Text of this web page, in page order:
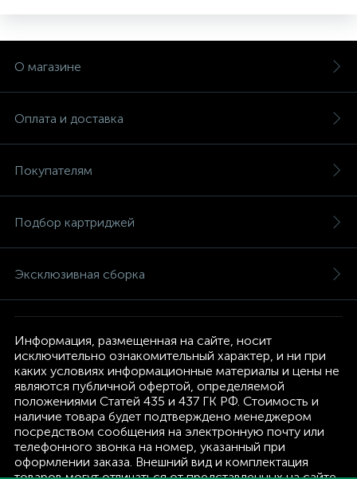
О магазине
Оплата и доставка
Покупателям
Подбор картриджей
Эксклюзивная сборка
Информация, размещенная на сайте, носит
исключительно ознакомительный характер, и ни при
каких условиях информационные материалы и цены не
являются публичной офертой, определяемой
положениями Статей 435 и 437 ГК РФ. Стоимость и
наличие товара будет подтверждено менеджером
посредством сообщения на электронную почту или
телефонного звонка на номер, указанный при
оформлении заказа. Внешний вид и комплектация